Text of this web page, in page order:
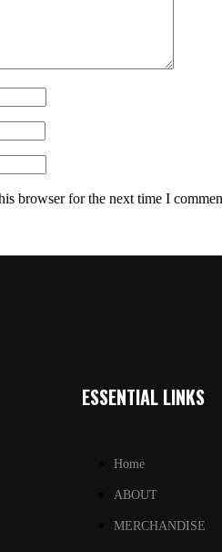
browser for the next time I
ESSENTIAL LINKS
Home
ABOUT
MERCHANDISE